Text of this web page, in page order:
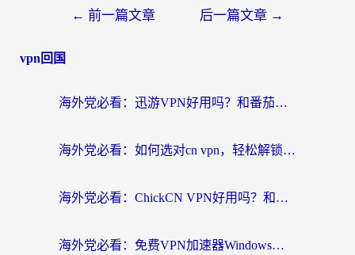
← 前一篇文章 后一篇文章 →
vpn回国
海外党必看：迅游VPN好用吗？和番茄加速器VPN对比哪个回国效果更好？
海外党必看：如何选对cn vpn，轻松解锁国内影音游戏？
海外党必看：ChickCN VPN好用吗？和星河VPN对比哪个回国效果更好？附真实体验+避坑指南
海外党必看：免费VPN加速器Windows版怎么选？附真实测评与无缝访问国内资源指南